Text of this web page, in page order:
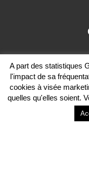
A part des statistiques
l'impact de sa
cookies à visée
quelles qu'elles soient.